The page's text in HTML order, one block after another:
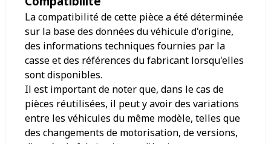
La compatibilité de cette pièce a été déterminée
sur la base des données du véhicule d'origine,
des informations techniques fournies par la
casse et des références du fabricant lorsqu'elles
sont disponibles.
Il est important de noter que, dans le cas de
pièces réutilisées, il peut y avoir des variations
entre les véhicules du même modèle, telles que
des changements de motorisation, de versions,